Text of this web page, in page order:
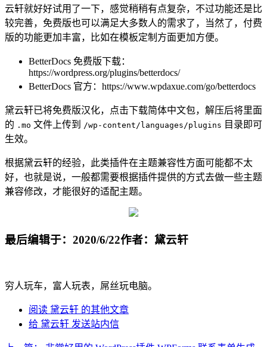
云轩就好好试用了一下，感觉稍稍有点复杂，不过功能还是比
较完善，免费版也可以满足大多数人的需求了，当然了，付费
版的功能更加丰富，比如在模板定制方面更加方便。
BetterDocs 免费版下载：
https://wordpress.org/plugins/betterdocs/
BetterDocs 官方：https://www.wpdaxue.com/go/betterdocs
黛云轩已将免费版汉化，点击下载简体中文包，解压后将里面
的 .mo 文件上传到 /wp-content/languages/plugins 目录即可
生效。
根据黛云轩的经验，此类插件在主题兼容性方面可能都不太
好，也就是说，一般都需要根据插件提供的方式去做一些主题
兼容修改，才能很好的适配主题。
最后编辑于：2020/6/22作者：黛云轩
穷人玩车，富人玩表，屌丝玩电脑。
阅读 黛云轩 的其他文章
给 黛云轩 发送站内信